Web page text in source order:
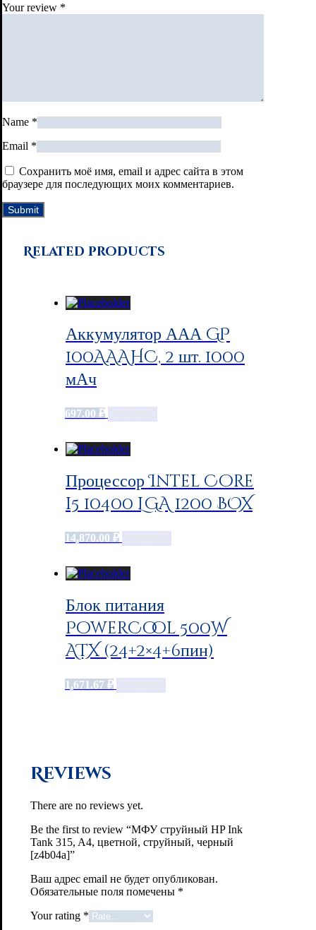
Your review *
Name *
Email *
Сохранить моё имя, email и адрес сайта в этом
браузере для последующих моих комментариев.
Related products
Аккумулятор ААА GP
100AAAHC, 2 шт. 1000
мАч
697.00 ₽
Процессор Intel Core
i5 10400 LGA 1200 BOX
14,870.00 ₽
Блок питания
PowerCool 500W
ATX (24+2×4+6пин)
1,671.67 ₽
Reviews
There are no reviews yet.
Be the first to review “МФУ струйный HP Ink
Tank 315, A4, цветной, струйный, черный
[z4b04a]”
Ваш адрес email не будет опубликован.
Обязательные поля помечены *
Your rating *